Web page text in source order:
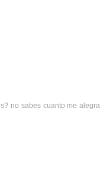
no sabes cuanto me alegra